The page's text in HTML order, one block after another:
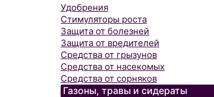
Удобрения
Стимуляторы роста
Защита от болезней
Защита от вредителей
Средства от грызунов
Средства от насекомых
Средства от сорняков
Газоны, травы и сидераты